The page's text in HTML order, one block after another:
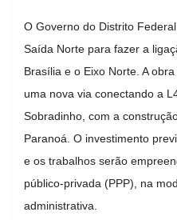
O Governo do Distrito
Saída Norte para fazer a
Brasília e o Eixo Norte. A
uma nova via conectando a
Sobradinho, com a
Paranoá. O investimento
e os trabalhos serão
público-privada (PPP), na
administrativa.